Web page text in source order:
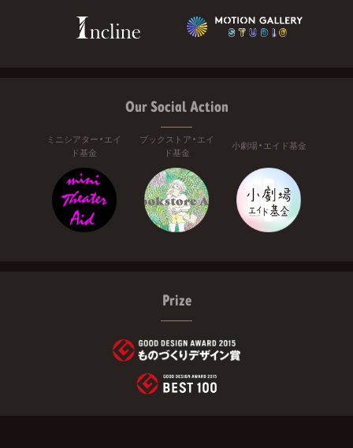
Our Social Action
ミニシアター・エイ
ド基金
ブックストア・エイ
ド基金
小劇場・エイド基金
Prize